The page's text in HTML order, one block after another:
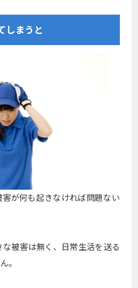
しまうと
が何も起きなければ問題ない
被害は無く、日常生活を送る
。